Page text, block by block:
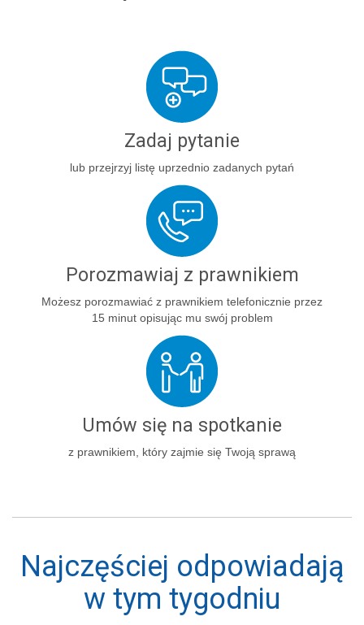
Zadaj pytanie
lub przejrzyj listę uprzednio zadanych pytań
Porozmawiaj z prawnikiem
Możesz porozmawiać z prawnikiem telefonicznie przez
15 minut opisując mu swój problem
Umów się na spotkanie
z prawnikiem, który zajmie się Twoją sprawą
Najczęściej odpowiadają
w tym tygodniu